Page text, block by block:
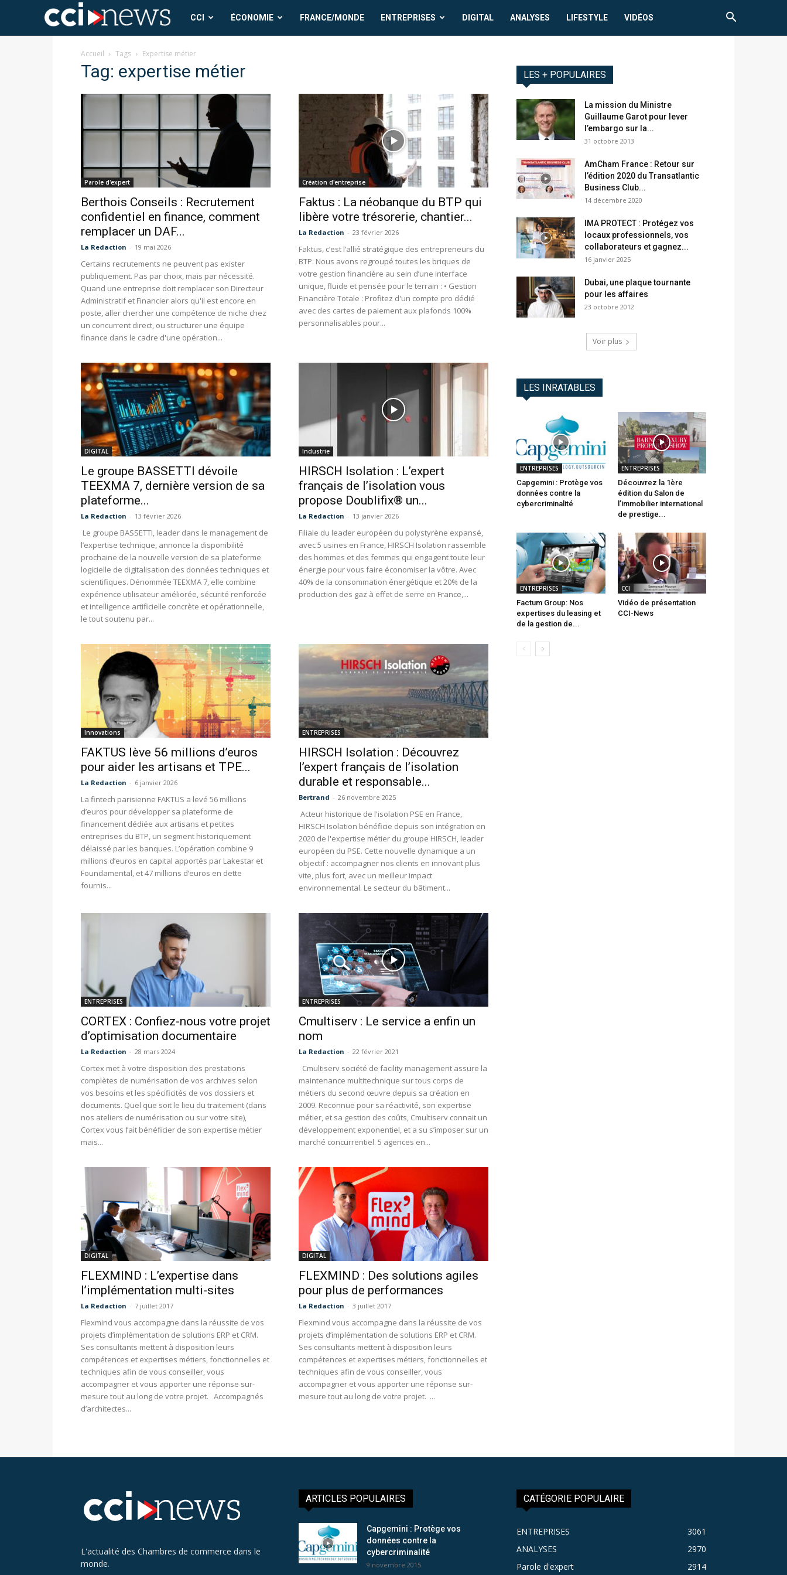
CCI
News
CCI ÉCONOMIE FRANCE/MONDE ENTREPRISES DIGITAL ANALYSES LIFESTYLE VIDÉOS
Accueil Tags Expertise métier
Tag: expertise métier
Parole d'expert
Berthois Conseils : Recrutement
confidentiel en finance, comment
remplacer un DAF...
La Redaction - 19 mai 2026
Certains recrutements ne peuvent pas exister
publiquement. Pas par choix, mais par nécessité.
Quand une entreprise doit remplacer son Directeur
Administratif et Financier alors qu'il est encore en
poste, aller chercher une compétence de niche chez
un concurrent direct, ou structurer une équipe
finance dans le cadre d'une opération...
Création d'entreprise
Faktus : La néobanque du BTP qui
libère votre trésorerie, chantier...
La Redaction - 23 février 2026
Faktus, c’est l’allié stratégique des entrepreneurs du
BTP. Nous avons regroupé toutes les briques de
votre gestion financière au sein d’une interface
unique, fluide et pensée pour le terrain : • Gestion
Financière Totale : Profitez d'un compte pro dédié
avec des cartes de paiement aux plafonds 100%
personnalisables pour...
DIGITAL
Le groupe BASSETTI dévoile
TEEXMA 7, dernière version de sa
plateforme...
La Redaction - 13 février 2026
Le groupe BASSETTI, leader dans le management de
l’expertise technique, annonce la disponibilité
prochaine de la nouvelle version de sa plateforme
logicielle de digitalisation des données techniques et
scientifiques. Dénommée TEEXMA 7, elle combine
expérience utilisateur améliorée, sécurité renforcée
et intelligence artificielle concrète et opérationnelle,
le tout soutenu par...
Industrie
HIRSCH Isolation : L’expert
français de l’isolation vous
propose Doublifix® un...
La Redaction - 13 janvier 2026
Filiale du leader européen du polystyrène expansé,
avec 5 usines en France, HIRSCH Isolation rassemble
des hommes et des femmes qui engagent toute leur
énergie pour vous faire économiser la vôtre. Avec
40% de la consommation énergétique et 20% de la
production des gaz à effet de serre en France,...
Innovations
FAKTUS lève 56 millions d’euros
pour aider les artisans et TPE...
La Redaction - 6 janvier 2026
La fintech parisienne FAKTUS a levé 56 millions
d’euros pour développer sa plateforme de
financement dédiée aux artisans et petites
entreprises du BTP, un segment historiquement
délaissé par les banques. L’opération combine 9
millions d’euros en capital apportés par Lakestar et
Foundamental, et 47 millions d’euros en dette
fournis...
ENTREPRISES
HIRSCH Isolation : Découvrez
l’expert français de l’isolation
durable et responsable...
Bertrand - 26 novembre 2025
Acteur historique de l'isolation PSE en France,
HIRSCH Isolation bénéficie depuis son intégration en
2020 de l'expertise métier du groupe HIRSCH, leader
européen du PSE. Cette nouvelle dynamique a un
objectif : accompagner nos clients en innovant plus
vite, plus fort, avec un meilleur impact
environnemental. Le secteur du bâtiment...
ENTREPRISES
CORTEX : Confiez-nous votre projet
d’optimisation documentaire
La Redaction - 28 mars 2024
Cortex met à votre disposition des prestations
complètes de numérisation de vos archives selon
vos besoins et les spécificités de vos dossiers et
documents. Quel que soit le lieu du traitement (dans
nos ateliers de numérisation ou sur votre site),
Cortex vous fait bénéficier de son expertise métier
mais...
ENTREPRISES
Cmultiserv : Le service a enfin un
nom
La Redaction - 22 février 2021
Cmultiserv société de facility management assure la
maintenance multitechnique sur tous corps de
métiers du second œuvre depuis sa création en
2009. Reconnue pour sa réactivité, son expertise
métier, et sa gestion des coûts, Cmultiserv connait un
développement exponentiel, et a su s’imposer sur un
marché concurrentiel. 5 agences en...
DIGITAL
FLEXMIND : L’expertise dans
l’implémentation multi-sites
La Redaction - 7 juillet 2017
Flexmind vous accompagne dans la réussite de vos
projets d’implémentation de solutions ERP et CRM.
Ses consultants mettent à disposition leurs
compétences et expertises métiers, fonctionnelles et
techniques afin de vous conseiller, vous
accompagner et vous apporter une réponse sur-
mesure tout au long de votre projet. Accompagnés
d’architectes...
DIGITAL
FLEXMIND : Des solutions agiles
pour plus de performances
La Redaction - 3 juillet 2017
Flexmind vous accompagne dans la réussite de vos
projets d’implémentation de solutions ERP et CRM.
Ses consultants mettent à disposition leurs
compétences et expertises métiers, fonctionnelles et
techniques afin de vous conseiller, vous
accompagner et vous apporter une réponse sur-
mesure tout au long de votre projet. ...
LES + POPULAIRES
La mission du Ministre
Guillaume Garot pour lever
l’embargo sur la...
31 octobre 2013
AmCham France : Retour sur
l’édition 2020 du Transatlantic
Business Club...
14 décembre 2020
IMA PROTECT : Protégez vos
locaux professionnels, vos
collaborateurs et gagnez...
16 janvier 2025
Dubai, une plaque tournante
pour les affaires
23 octobre 2012
Voir plus
LES INRATABLES
ENTREPRISES
Capgemini : Protège vos
données contre la
cybercriminalité
ENTREPRISES
Découvrez la 1ère
édition du Salon de
l’immobilier international
de prestige...
ENTREPRISES
Factum Group: Nos
expertises du leasing et
de la gestion de...
CCI
Vidéo de présentation
CCI-News
L'actualité des Chambres de commerce dans le
monde.
ARTICLES POPULAIRES
Capgemini : Protège vos
données contre la
cybercriminalité
9 novembre 2015
CATÉGORIE POPULAIRE
ENTREPRISES
3061
ANALYSES
2970
Parole d'expert
2914